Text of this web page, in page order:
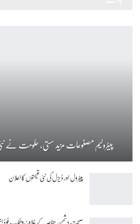
پیٹرولیم مصنوعات مزید سستی، حکومت نے نئی
پیٹرول اور ڈیزل کی نئی قیمتوں کا اعلان
صحت دشمن عناصر کے خلاف پنجاب فوڈ